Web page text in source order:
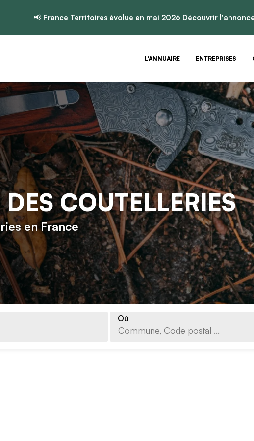
📢 France Territoires évolue en mai 2026 Découvrir
L'ANNUAIRE ENTREPRISES
COUTELLERIES
en France
Où